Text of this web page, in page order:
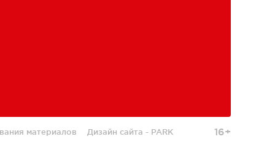
материалов Дизайн сайта - PARK 16+